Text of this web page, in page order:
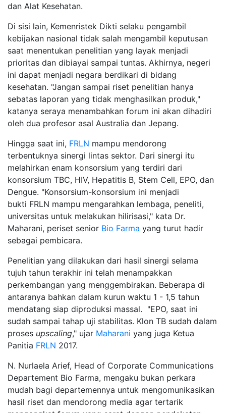
dan Alat Kesehatan.
Di sisi lain, Kemenristek Dikti selaku pengambil
kebijakan nasional tidak salah mengambil keputusan
saat menentukan penelitian yang layak menjadi
prioritas dan dibiayai sampai tuntas. Akhirnya, negeri
ini dapat menjadi negara berdikari di bidang
kesehatan. "Jangan sampai riset penelitian hanya
sebatas laporan yang tidak menghasilkan produk,"
katanya seraya menambahkan forum ini akan dihadiri
oleh dua profesor asal Australia dan Jepang.
Hingga saat ini, FRLN mampu mendorong
terbentuknya sinergi lintas sektor. Dari sinergi itu
melahirkan enam konsorsium yang terdiri dari
konsorsium TBC, HIV, Hepatitis B, Stem Cell, EPO, dan
Dengue. "Konsorsium-konsorsium ini menjadi
bukti FRLN mampu mengarahkan lembaga, peneliti,
universitas untuk melakukan hilirisasi," kata Dr.
Maharani, periset senior Bio Farma yang turut hadir
sebagai pembicara.
Penelitian yang dilakukan dari hasil sinergi selama
tujuh tahun terakhir ini telah menampakkan
perkembangan yang menggembirakan. Beberapa di
antaranya bahkan dalam kurun waktu 1 - 1,5 tahun
mendatang siap diproduksi massal. "EPO, saat ini
sudah sampai tahap uji stabilitas. Klon TB sudah dalam
proses upscaling," ujar Maharani yang juga Ketua
Panitia FRLN 2017.
N. Nurlaela Arief, Head of Corporate Communications
Departement Bio Farma, mengaku bukan perkara
mudah bagi departemennya untuk mengomunikasikan
hasil riset dan mendorong media agar tertarik